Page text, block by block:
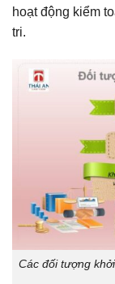
hoạt động kiểm
tri.
Các đối tượng